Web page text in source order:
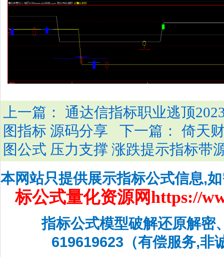
上一篇： 通达信指标职业逃顶
图指标 源码分享
下一篇： 倚天
图公式 压力支撑 涨跌提示指标带
本网站只提供展示指标公式信息,
标公式量化资源网https://
指标公式模型破解还原解密
619619623（有偿服务,非